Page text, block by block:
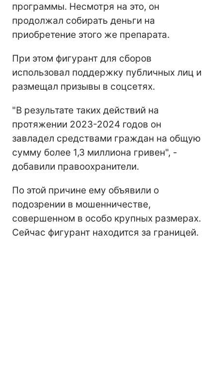
программы. Несмотря на это, он
продолжал собирать деньги на
приобретение этого же препарата.
При этом фигурант для сборов
использовал поддержку публичных лиц и
размещал призывы в соцсетях.
"В результате таких действий на
протяжении 2023-2024 годов он
завладел средствами граждан на общую
сумму более 1,3 миллиона гривен", -
добавили правоохранители.
По этой причине ему объявили о
подозрении в мошенничестве,
совершенном в особо крупных размерах.
Сейчас фигурант находится за границей.